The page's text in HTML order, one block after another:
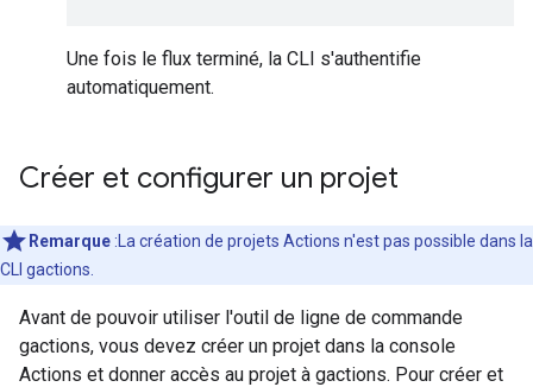
Une fois le flux terminé, la CLI s'authentifie
automatiquement.
Créer et configurer un projet
Remarque :La création de projets Actions n'est pas possible dans la
CLI gactions.
Avant de pouvoir utiliser l'outil de ligne de commande
gactions, vous devez créer un projet dans la console
Actions et donner accès au projet à gactions. Pour créer et